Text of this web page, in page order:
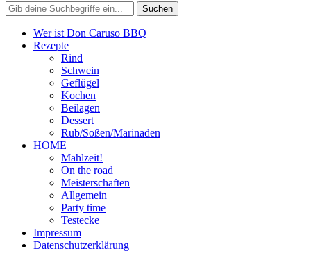
Wer ist Don Caruso BBQ
Rezepte
Rind
Schwein
Geflügel
Kochen
Beilagen
Dessert
Rub/Soßen/Marinaden
HOME
Mahlzeit!
On the road
Meisterschaften
Allgemein
Party time
Testecke
Impressum
Datenschutzerklärung